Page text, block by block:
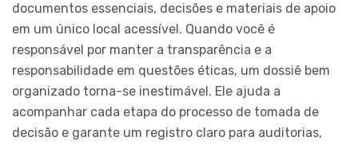
documentos essenciais, decisões e materiais de apoio
em um único local acessível. Quando você é
responsável por manter a transparência e a
responsabilidade em questões éticas, um dossiê bem
organizado torna-se inestimável. Ele ajuda a
acompanhar cada etapa do processo de tomada de
decisão e garante um registro claro para auditorias,